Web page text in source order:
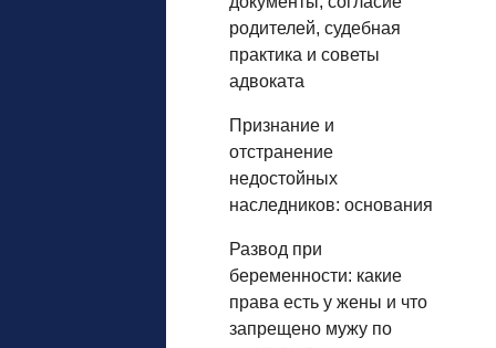
родителей, судебная
практика и советы
адвоката
Признание и
отстранение
недостойных
наследников: основания
Развод при
беременности: какие
права есть у жены и что
запрещено мужу по